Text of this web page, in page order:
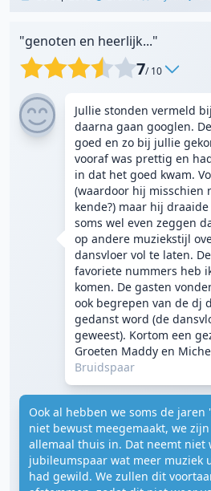
"genoten en heerlijk..."
7/ 10
Jullie stonden vermeld
daarna gaan googlen.
goed en zo bij jullie
vooraf was prettig en
in dat het goed kwam.
(waardoor hij misschien
kende?) maar hij
soms wel even zeggen
op andere muziekstijl
dansvloer vol te laten.
favoriete nummers heb
komen. De gasten
ook begrepen van de dj
gedanst word (de
geweest). Kortom een
Groeten Maddy en
Bruidspaar
Ook al hebben we soms de jaren
niet bewust meegemaakt, we
allemaal thuis in. Dat neemt niet
jubileumspaar wat meer muziek
had gewild. We zullen dit